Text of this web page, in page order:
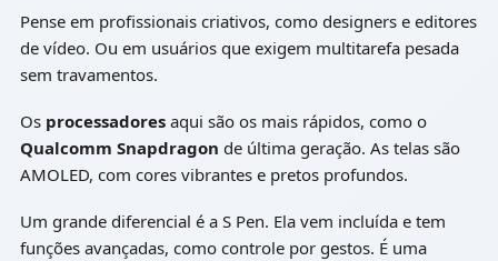
Pense em profissionais criativos, como designers e editores
de vídeo. Ou em usuários que exigem multitarefa pesada
sem travamentos.
Os processadoresaqui são os mais rápidos, como o
Qualcomm Snapdragon de última geração. As telas são
AMOLED, com cores vibrantes e pretos profundos.
Um grande diferencial é a S Pen. Ela vem incluída e tem
funções avançadas, como controle por gestos. É uma